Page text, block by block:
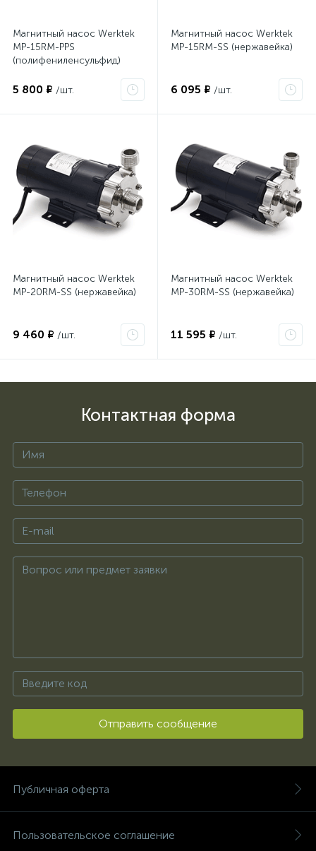
Магнитный насос Werktek
MP-15RM-PPS
(полифениленсульфид)
5 800 ₽ /шт.
Магнитный насос Werktek
MP-15RM-SS (нержавейка)
6 095 ₽ /шт.
Магнитный насос Werktek
MP-20RM-SS (нержавейка)
9 460 ₽ /шт.
Магнитный насос Werktek
MP-30RM-SS (нержавейка)
11 595 ₽ /шт.
Контактная форма
Отправить сообщение
Публичная оферта
Пользовательское соглашение